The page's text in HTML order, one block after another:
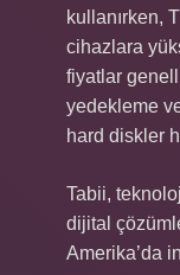
kullanırken,
cihazlara
fiyatlar
yedekleme
hard diskler
Tabii,
dijital
Amerika’da